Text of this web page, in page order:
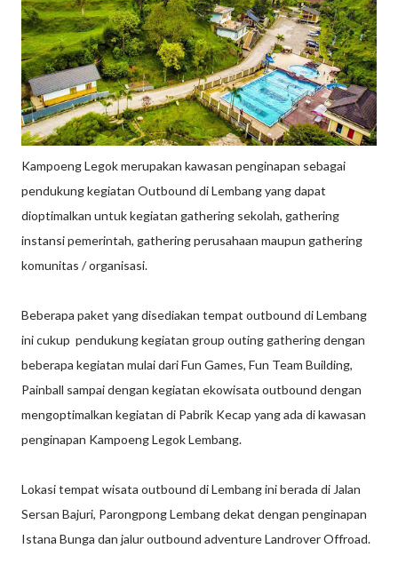
Kampoeng Legok merupakan kawasan penginapan sebagai
pendukung kegiatan Outbound di Lembang yang dapat
dioptimalkan untuk kegiatan gathering sekolah, gathering
instansi pemerintah, gathering perusahaan maupun gathering
komunitas / organisasi.
Beberapa paket yang disediakan tempat outbound di Lembang
ini cukup pendukung kegiatan group outing gathering dengan
beberapa kegiatan mulai dari Fun Games, Fun Team Building,
Painball sampai dengan kegiatan ekowisata outbound dengan
mengoptimalkan kegiatan di Pabrik Kecap yang ada di kawasan
penginapan Kampoeng Legok Lembang.
Lokasi tempat wisata outbound di Lembang ini berada di Jalan
Sersan Bajuri, Parongpong Lembang dekat dengan penginapan
Istana Bunga dan jalur outbound adventure Landrover Offroad.